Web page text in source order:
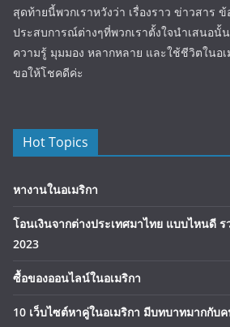
สุดท้ายนี้พวกเราหวังว่า เรื่องราว ข่าวสาร
ประสบการณ์ต่างๆที่พวกเราตั้งใจนำเสนอนั้
ความรู้ มุมมอง หลากหลาย และใช้ชีวิตในอ
ขอให้โชคดีค่ะ
Hot Topics
หางานในอเมริกา
โอนเงินจากต่างประเทศมาไทย แบบไหนดี
2023
ซื้อของออนไลน์ในอเมริกา
10 เว็บไซต์หาคู่ในอเมริกา มีบทบาทมากกับ